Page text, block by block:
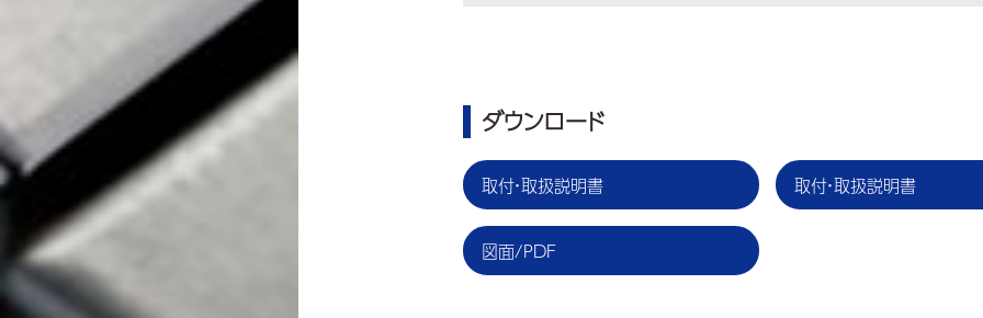
ダウンロード
取付・取扱説明書 取付・取扱説明書
図面/PDF